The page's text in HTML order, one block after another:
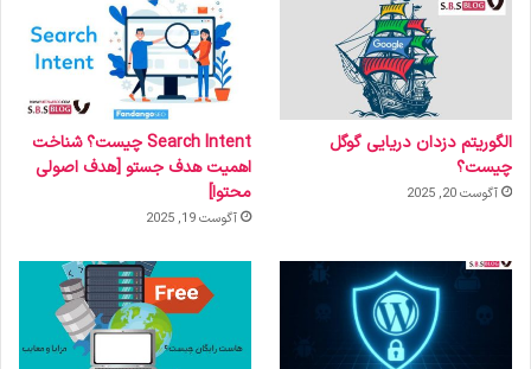
الگوریتم دزدان دریایی گوگل
چیست؟
آگوست 20, 2025
Search Intent چیست؟ شناخت
اهمیت هدف جستو [هدف اصولی
محتوا]
آگوست 19, 2025